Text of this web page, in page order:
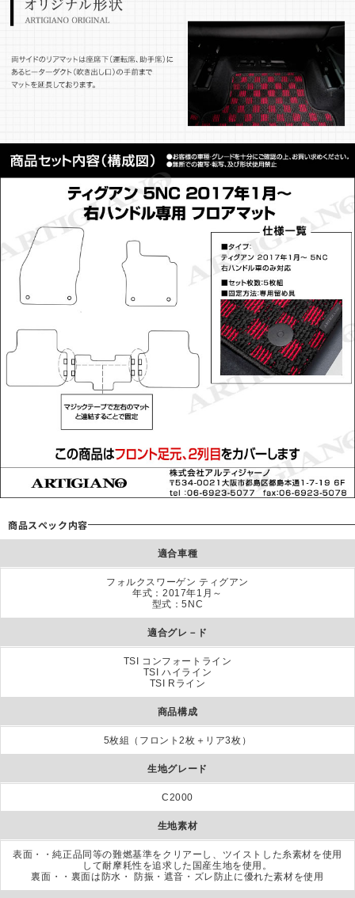
商品スぺック内容
適合車種
フォルクスワーゲン ティグアン
年式：2017年1月～
型式：5NC
適合グレ－ド
TSI コンフォートライン
TSI ハイライン
TSI Rライン
商品構成
5枚組（フロント2枚＋リア3枚）
生地グレード
C2000
生地素材
表面・・純正品同等の難燃基準をクリアーし、ツイストした糸素材を使用
して耐摩耗性を追求した国産生地を使用。
裏面・・裏面は防水・ 防振・遮音・ズレ防止に優れた素材を使用